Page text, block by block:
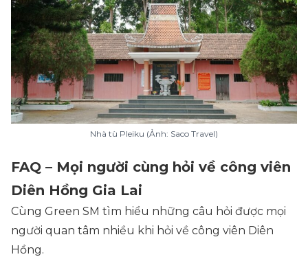
Nhà tù Pleiku (Ảnh: Saco Travel)
FAQ – Mọi người cùng hỏi về công viên
Diên Hồng Gia Lai
Cùng Green SM tìm hiểu những câu hỏi được mọi
người quan tâm nhiều khi hỏi về công viên Diên
Hồng.